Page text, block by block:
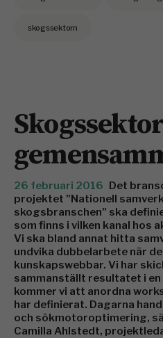
skogssektorn
26 februari 2016 Det
projektet "Nationell
skogsbranschen" ska
som finns i vilken kanal hos
Vi ska bland annat hitta
undvika dubbelarbete när
kunskapswebbar. Vi har
sammanställt resultatet i
kommer vi att anordna
har definierat. Dagarna
och sökmotoroptimering,
Camilla Ahlstedt,